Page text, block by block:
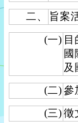
二、
旨案
(一)
及
(二) 參
(三) 徵